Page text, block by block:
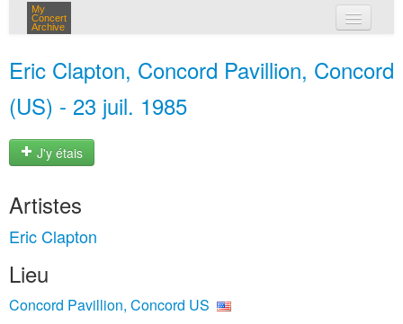
My
Concert
Archive
Eric Clapton, Concord Pavillion, Concord
(US) - 23 juil. 1985
J'y étais
Artistes
Eric Clapton
Lieu
Concord Pavillion, Concord US